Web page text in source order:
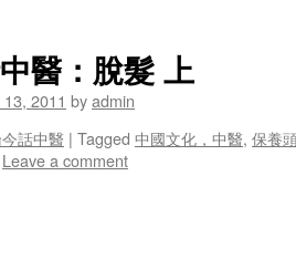
醫：脫髮 上
2011 byadmin
話中醫 | Tagged 中國文化，中醫, 保養
Leave a comment